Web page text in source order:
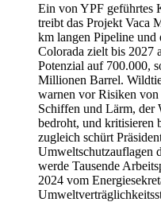
Ein von YPF geführtes
treibt das Projekt Vaca
km langen Pipeline und
Colorada zielt bis 2027
Potenzial auf 700.000,
Millionen Barrel.
warnen vor Risiken
Schiffen und Lärm, der
bedroht, und kritisieren
zugleich schürt
Umweltschutzauflagen
werde Tausende
2024 vom